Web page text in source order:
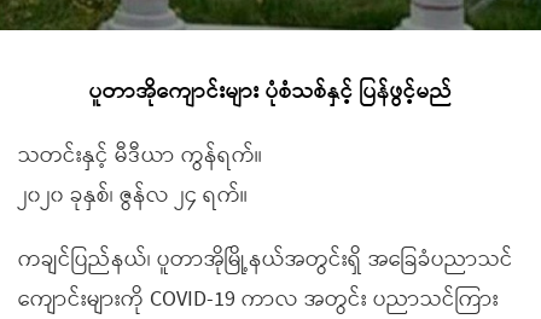
ပူတာအိုကျောင်းများ ပုံစံသစ်နှင့် ပြန်ဖွင့်မည်
သတင်းနှင့် မီဒီယာ ကွန်ရက်။
၂၀၂၀ ခုနှစ်၊ ဇွန်လ ၂၄ ရက်။
ကချင်ပြည်နယ်၊ ပူတာအိုမြို့နယ်အတွင်းရှိ အခြေခံပညာသင်
ကျောင်းများကို COVID-19 ကာလ အတွင်း ပညာသင်ကြား